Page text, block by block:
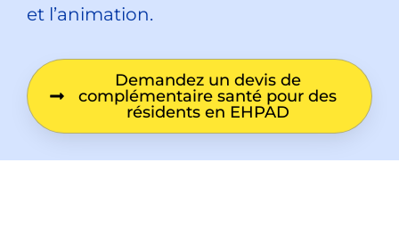
et l’animation.
Demandez un devis de
complémentaire santé pour des
résidents en EHPAD